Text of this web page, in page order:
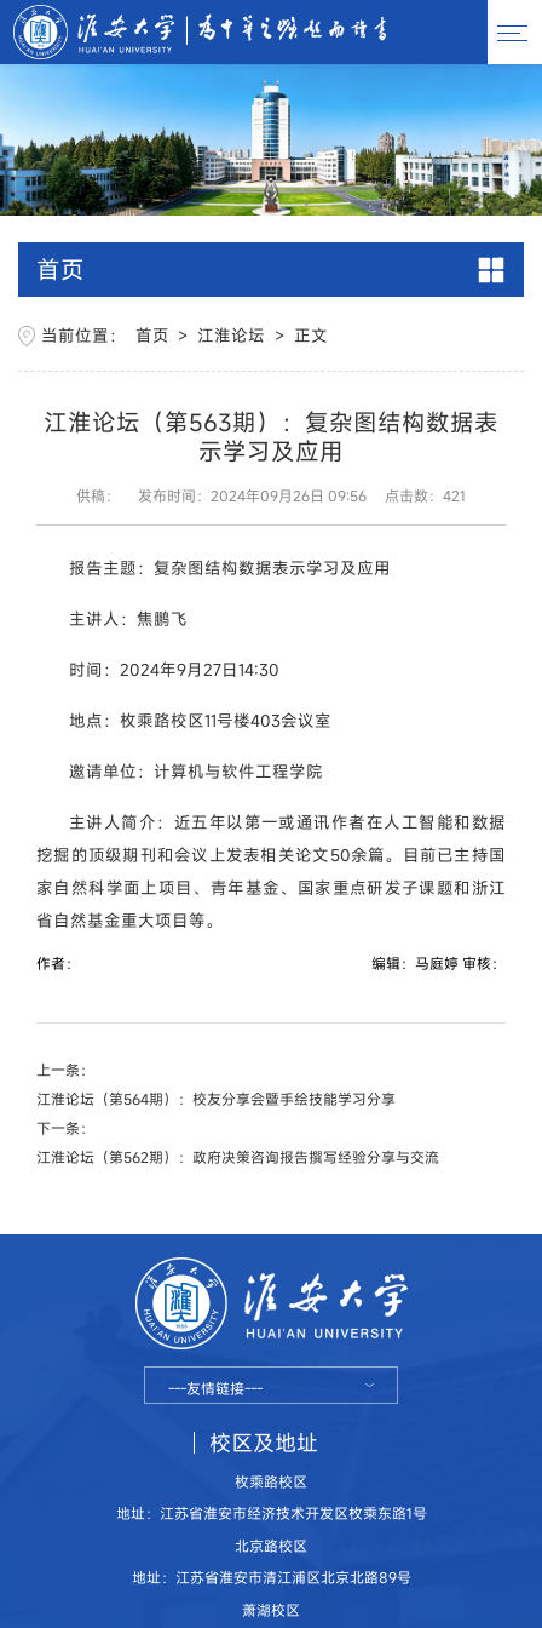
首页
当前位置： 首页 > 江淮论坛 > 正文
江淮论坛（第563期）：复杂图结构数据表
示学习及应用
供稿： 发布时间：2024年09月26日 09:56 点击数： 421
报告主题：复杂图结构数据表示学习及应用
主讲人：焦鹏飞
时间：2024年9月27日14:30
地点：枚乘路校区11号楼403会议室
邀请单位：计算机与软件工程学院
主讲人简介：近五年以第一或通讯作者在人工智能和数据
挖掘的顶级期刊和会议上发表相关论文50余篇。目前已主持国
家自然科学面上项目、青年基金、国家重点研发子课题和浙江
省自然基金重大项目等。
作者： 编辑：马庭婷 审核：
上一条：
江淮论坛（第564期）：校友分享会暨手绘技能学习分享
下一条：
江淮论坛（第562期）：政府决策咨询报告撰写经验分享与交流
---友情链接---
校区及地址
枚乘路校区
地址：江苏省淮安市经济技术开发区枚乘东路1号
北京路校区
地址：江苏省淮安市清江浦区北京北路89号
萧湖校区